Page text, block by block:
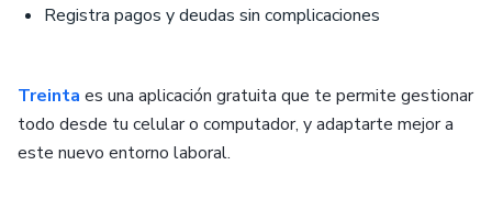
Registra pagos y deudas sin complicaciones
Treinta es una aplicación gratuita que te permite gestionar
todo desde tu celular o computador, y adaptarte mejor a
este nuevo entorno laboral.